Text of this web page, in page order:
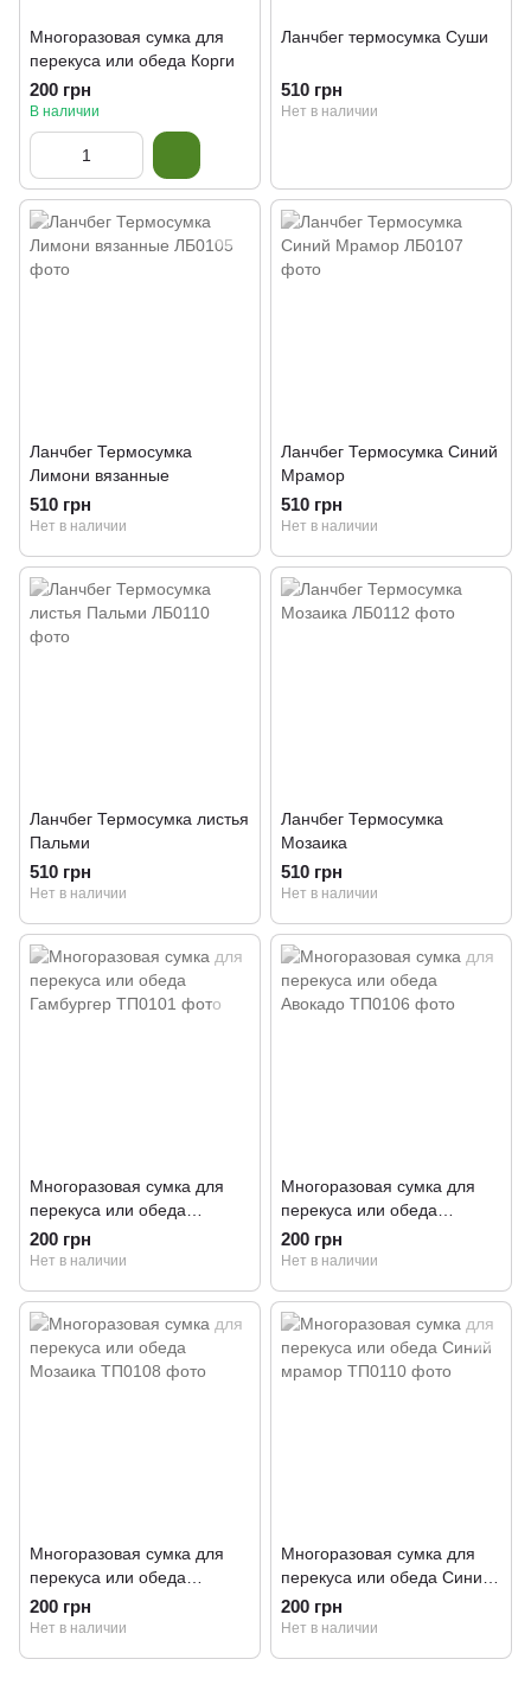
Многоразовая сумка для
перекуса или обеда Корги
200 грн
В наличии
Ланчбег термосумка Суши
510 грн
Нет в наличии
Ланчбег Термосумка
Лимони вязанные
510 грн
Нет в наличии
Ланчбег Термосумка Синий
Мрамор
510 грн
Нет в наличии
Ланчбег Термосумка листья
Пальми
510 грн
Нет в наличии
Ланчбег Термосумка
Мозаика
510 грн
Нет в наличии
Многоразовая сумка для
перекуса или обеда
Гамбургер
200 грн
Нет в наличии
Многоразовая сумка для
перекуса или обеда
Авокадо
200 грн
Нет в наличии
Многоразовая сумка для
перекуса или обеда
Мозаика
200 грн
Нет в наличии
Многоразовая сумка для
перекуса или обеда Синий
мрамор
200 грн
Нет в наличии